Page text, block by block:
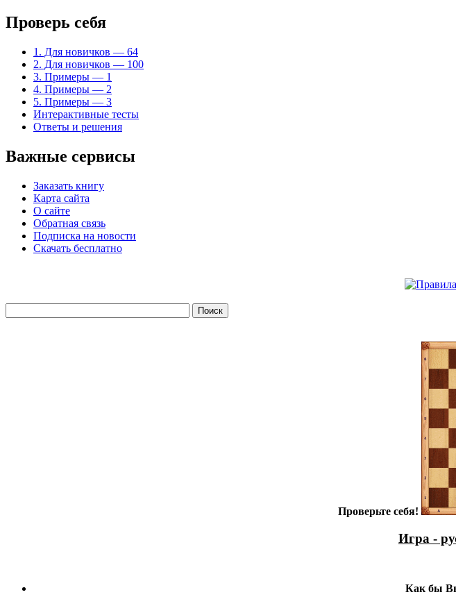
Проверь себя
1. Для новичков — 64
2. Для новичков — 100
3. Примеры — 1
4. Примеры — 2
5. Примеры — 3
Интерактивные тесты
Ответы и решения
Важные сервисы
Заказать книгу
Карта сайта
О сайте
Обратная связь
Подписка на новости
Скачать бесплатно
Проверьте себя!
Игра -
Как бы